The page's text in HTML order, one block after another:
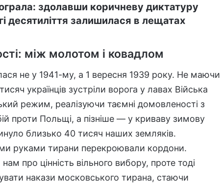
здолавши коричневу диктатуру
десятиліття залишилася в лещатах
між молотом і ковадлом
не у 1941-му, а 1 вересня 1939 року. Не маючи
українців зустріли ворога у лавах Війська
режим, реалізуючи таємні домовленості з
проти Польщі, а пізніше — у криваву зимову
близько 40 тисяч наших земляків.
руками тирани перекроювали кордони.
про цінність вільного вибору, проте тоді
накази московського тирана, стаючи